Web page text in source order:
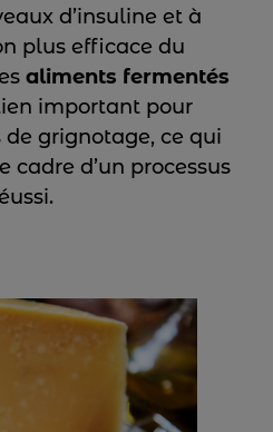
d’insuline et à
plus efficace du
aliments fermentés
important pour
grignotage, ce qui
cadre d’un processus